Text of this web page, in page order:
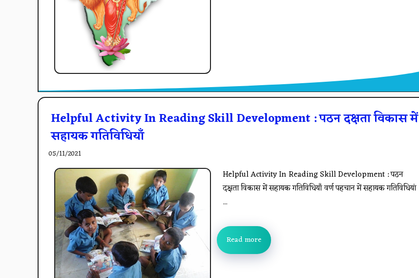
Helpful Activity In Reading Skill Development : पठन दक्षता विकास में
सहायक गतिविधियाँ
05/11/2021
Helpful Activity In Reading Skill Development : पठन
दक्षता विकास में सहायक गतिविधियाँ वर्ण पहचान में सहायक गतिविधियां
...
Read more